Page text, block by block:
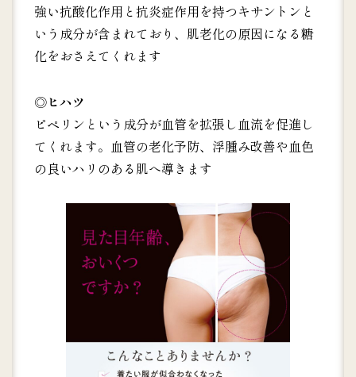
強い抗酸化作用と抗炎症作用を持つキサントンと
いう成分が含まれており、肌老化の原因になる糖
化をおさえてくれます
◎ヒハツ
ピペリンという成分が血管を拡張し血流を促進し
てくれます。血管の老化予防、浮腫み改善や血色
の良いハリのある肌へ導きます